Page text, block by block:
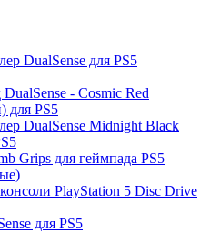
DualSense для PS5
- Cosmic Red
для PS5
DualSense Midnight Black
Grips для геймпада PS5
PlayStation 5 Disc Drive
для PS5